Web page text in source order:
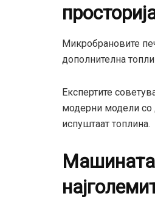
Микробрановите
дополнителна
Експертите
модерни модели со
испуштаат топлина.